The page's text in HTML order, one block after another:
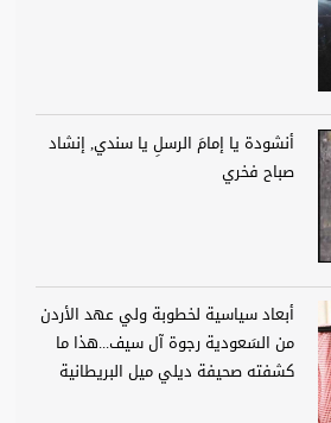
أنشودة يا إمامَ الرسلِ يا سندي, إنشاد
صباح فخري
أبعاد سياسية لخطوبة ولي عهد الأردن
من السَعودية رجوة آل سيف...هذا ما
كشفته صحيفة ديلي ميل البريطانية